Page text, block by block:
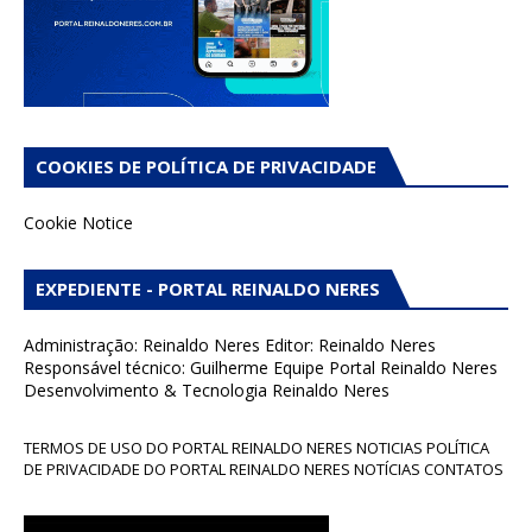
COOKIES DE POLÍTICA DE PRIVACIDADE
Cookie Notice
EXPEDIENTE - PORTAL REINALDO NERES
Administração: Reinaldo Neres Editor: Reinaldo Neres
Responsável técnico: Guilherme Equipe Portal Reinaldo Neres
Desenvolvimento & Tecnologia Reinaldo Neres
TERMOS DE USO DO PORTAL REINALDO NERES NOTICIAS POLÍTICA
DE PRIVACIDADE DO PORTAL REINALDO NERES NOTÍCIAS CONTATOS